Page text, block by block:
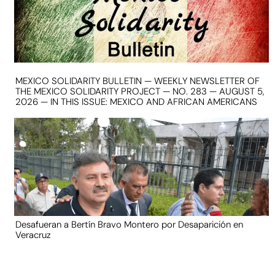
MEXICO SOLIDARITY BULLETIN — WEEKLY NEWSLETTER OF
THE MEXICO SOLIDARITY PROJECT — NO. 283 — AUGUST 5,
2026 — IN THIS ISSUE: MEXICO AND AFRICAN AMERICANS
Desafueran a Bertín Bravo Montero por Desaparición en
Veracruz